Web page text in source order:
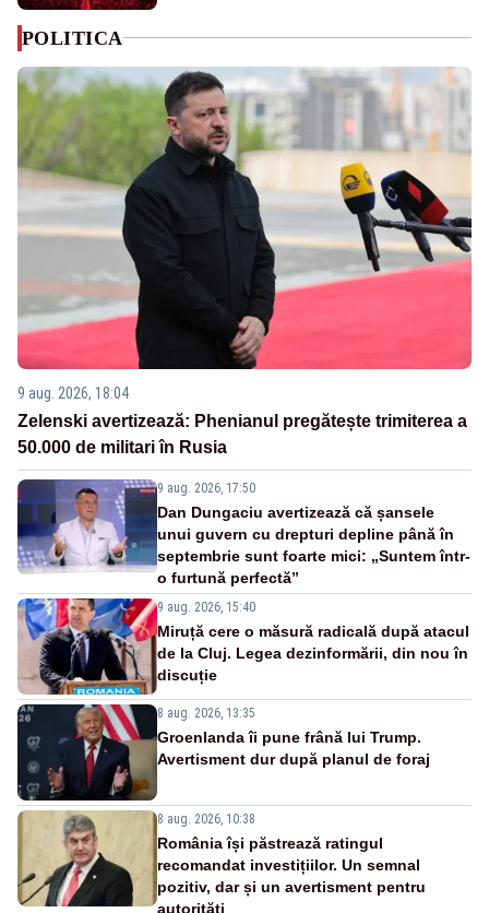
POLITICA
9 aug. 2026, 18:04
Zelenski avertizează: Phenianul pregătește trimiterea a
50.000 de militari în Rusia
9 aug. 2026, 17:50
Dan Dungaciu avertizează că șansele
unui guvern cu drepturi depline până în
septembrie sunt foarte mici: „Suntem într-
o furtună perfectă”
9 aug. 2026, 15:40
Miruță cere o măsură radicală după atacul
de la Cluj. Legea dezinformării, din nou în
discuție
8 aug. 2026, 13:35
Groenlanda îi pune frână lui Trump.
Avertisment dur după planul de foraj
8 aug. 2026, 10:38
România își păstrează ratingul
recomandat investițiilor. Un semnal
pozitiv, dar și un avertisment pentru
autorități